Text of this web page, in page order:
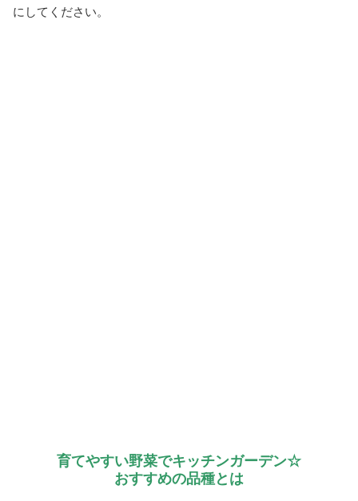
にしてください。
育てやすい野菜でキッチンガーデン☆
おすすめの品種とは